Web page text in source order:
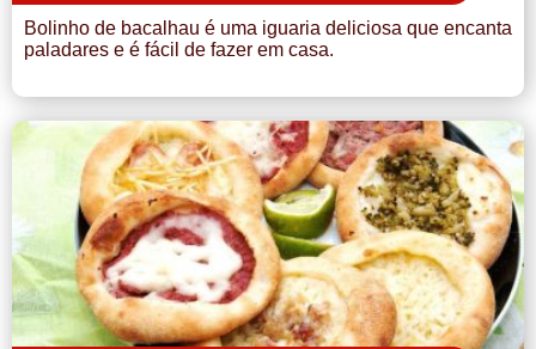
Bolinho de bacalhau é uma iguaria deliciosa que encanta
paladares e é fácil de fazer em casa.